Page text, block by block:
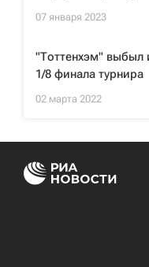
07 января 2023
"Тоттенхэм" выбыл
1/8 финала турнира
02 марта 2022